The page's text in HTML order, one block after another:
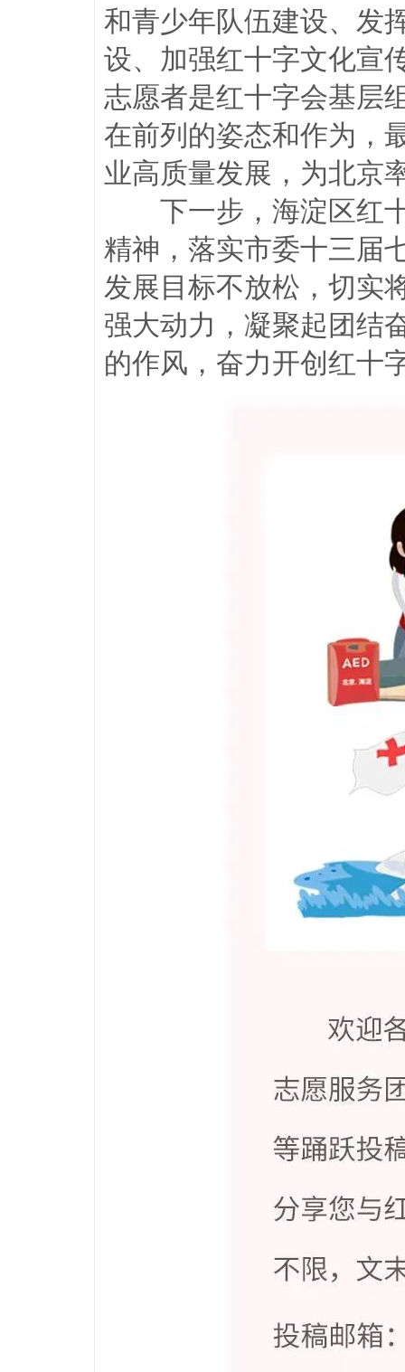
和青少年队伍建设、发
设、加强红十字文化宣
志愿者是红十字会基层
在前列的姿态和作为，
业高质量发展，为北京
下一步，海淀区红十
精神，落实市委十三届
发展目标不放松，切实
强大动力，凝聚起团结
的作风，奋力开创红十